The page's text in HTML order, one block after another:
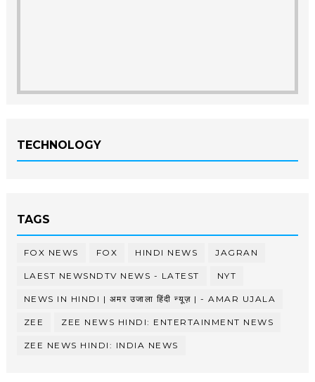
TECHNOLOGY
TAGS
FOX NEWS FOX HINDI NEWS JAGRAN
LAEST NEWSNDTV NEWS - LATEST NYT
NEWS IN HINDI | अमर उजाला हिंदी न्यूज़ | - AMAR UJALA
ZEE ZEE NEWS HINDI: ENTERTAINMENT NEWS
ZEE NEWS HINDI: INDIA NEWS